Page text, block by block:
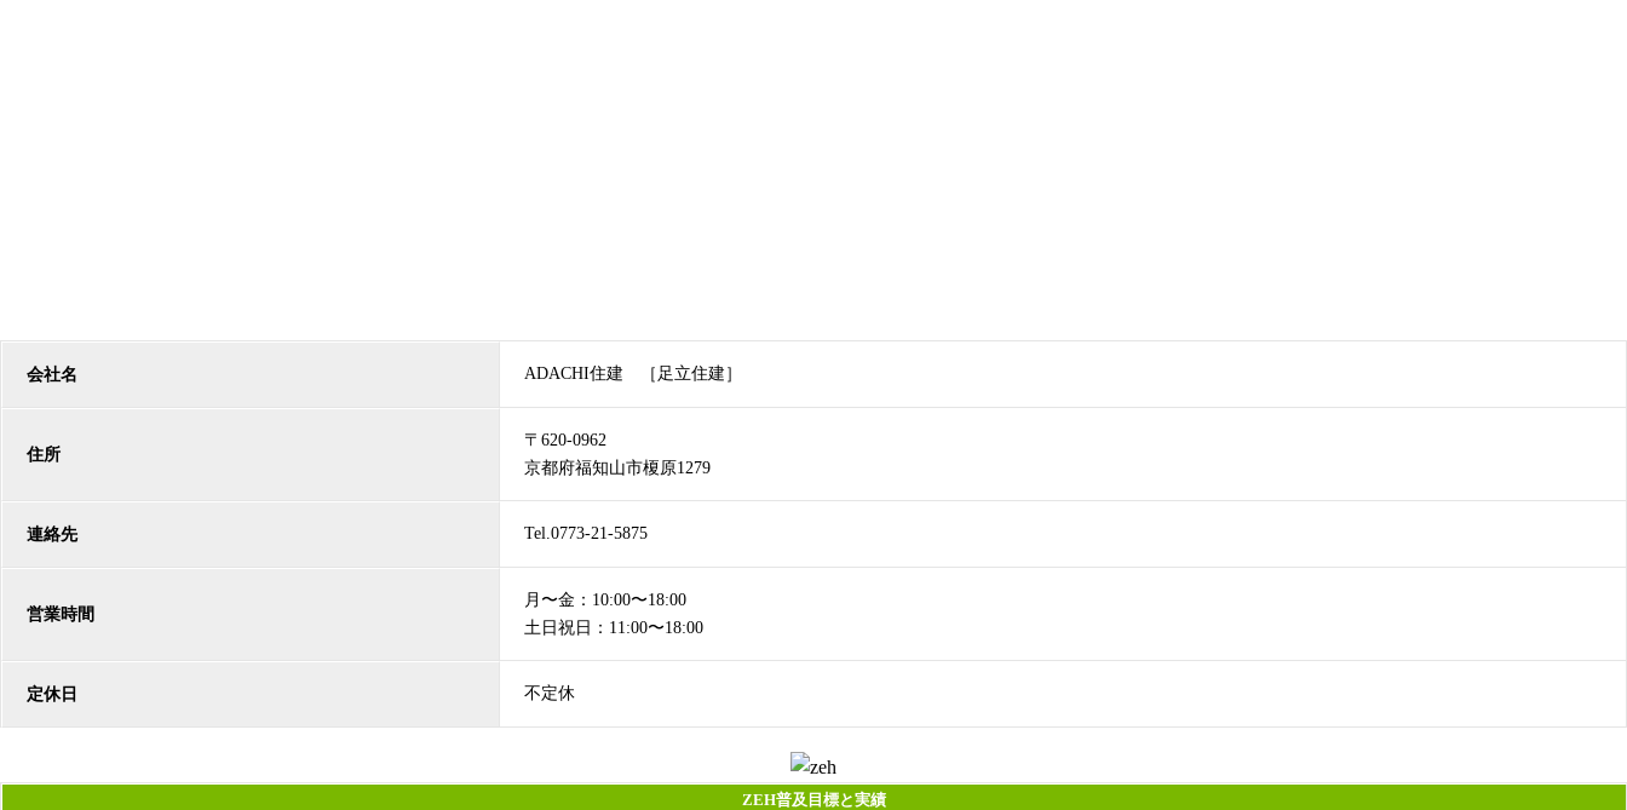
会社名 ADACHI住建 ［足立住建］
住所
〒620-0962
京都府福知山市榎原1279
連絡先 Tel.0773-21-5875
営業時間
月〜金：10:00〜18:00
土日祝日：11:00〜18:00
定休日 不定休
ZEH普及目標と実績